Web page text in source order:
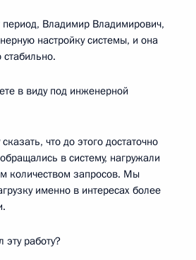
период, Владимир Владимирович,
настройку системы, и она
в виду под инженерной
что до этого достаточно
в систему, нагружали
количеством запросов. Мы
именно в интересах более
эту работу?